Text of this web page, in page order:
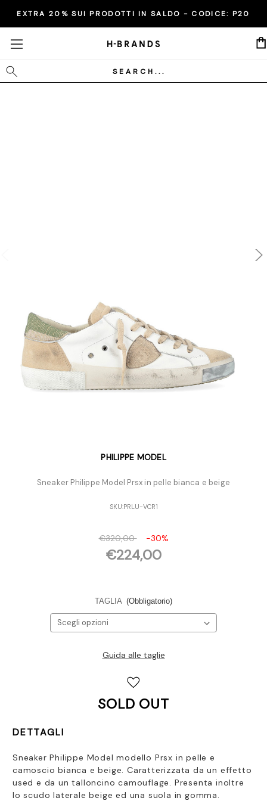
EXTRA 20% SUI PRODOTTI IN SALDO - CODICE: P20
Cerca
PHILIPPE MODEL
Sneaker Philippe Model Prsx in pelle bianca e beige
SKU:PRLU-VCR1
€320,00 -30%
€224,00
TAGLIA (Obbligatorio)
Guida alle taglie
SOLD OUT
DETTAGLI
Sneaker Philippe Model modello Prsx in pelle e
camoscio bianca e beige. Caratterizzata da un effetto
used e da un talloncino camouflage. Presenta inoltre
lo scudo laterale beige ed una suola in gomma.